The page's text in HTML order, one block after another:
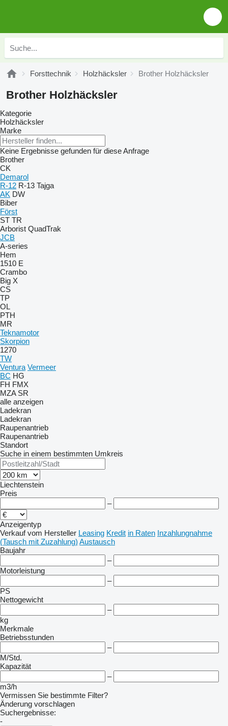
Forsttechnik Holzhäcksler Brother Holzhäcksler
Brother Holzhäcksler
Kategorie
Holzhäcksler
Marke
Keine Ergebnisse gefunden für diese Anfrage
Brother
CK
Demarol
R-12 R-13 Tajga
AK DW
Biber
Först
ST TR
Arborist QuadTrak
JCB
A-series
Hem
1510 E
Crambo
Big X
CS
TP
OL
PTH
MR
Teknamotor
Skorpion
1270
TW
Ventura Vermeer
BC HG
FH FMX
MZA SR
alle anzeigen
Ladekran
Ladekran
Raupenantrieb
Raupenantrieb
Standort
Suche in einem bestimmten Umkreis
Liechtenstein
Preis
–
Anzeigentyp
Verkauf vom Hersteller Leasing Kredit in Raten Inzahlungnahme
(Tausch mit Zuzahlung) Austausch
Baujahr
–
Motorleistung
–
PS
Nettogewicht
–
kg
Merkmale
Betriebsstunden
–
M/Std.
Kapazität
–
m3/h
Vermissen Sie bestimmte Filter?
Änderung vorschlagen
Suchergebnisse:
-